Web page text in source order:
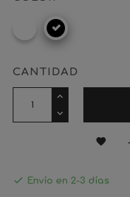
9016
Negro
mate
CANTIDAD

 Envío en 2-3 días